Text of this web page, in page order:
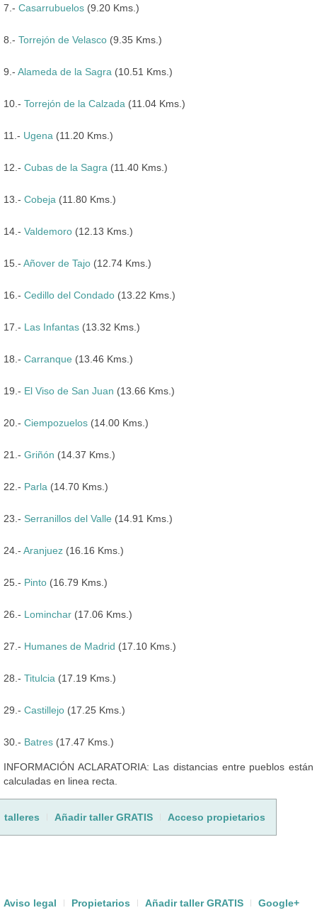
7.- Casarrubuelos (9.20 Kms.)
8.- Torrejón de Velasco (9.35 Kms.)
9.- Alameda de la Sagra (10.51 Kms.)
10.- Torrejón de la Calzada (11.04 Kms.)
11.- Ugena (11.20 Kms.)
12.- Cubas de la Sagra (11.40 Kms.)
13.- Cobeja (11.80 Kms.)
14.- Valdemoro (12.13 Kms.)
15.- Añover de Tajo (12.74 Kms.)
16.- Cedillo del Condado (13.22 Kms.)
17.- Las Infantas (13.32 Kms.)
18.- Carranque (13.46 Kms.)
19.- El Viso de San Juan (13.66 Kms.)
20.- Ciempozuelos (14.00 Kms.)
21.- Griñón (14.37 Kms.)
22.- Parla (14.70 Kms.)
23.- Serranillos del Valle (14.91 Kms.)
24.- Aranjuez (16.16 Kms.)
25.- Pinto (16.79 Kms.)
26.- Lominchar (17.06 Kms.)
27.- Humanes de Madrid (17.10 Kms.)
28.- Titulcia (17.19 Kms.)
29.- Castillejo (17.25 Kms.)
30.- Batres (17.47 Kms.)
INFORMACIÓN ACLARATORIA: Las distancias entre pueblos están
calculadas en linea recta.
talleres Añadir taller GRATIS Acceso propietarios
Aviso legal Propietarios Añadir taller GRATIS Google+